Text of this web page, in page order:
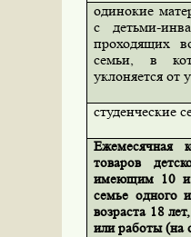
одинокие
с детьми-
проходящих
семьи, в
уклоняется от
студенческие
Ежемесячная
товаров
имеющим 10 и
семье одного
возраста 18
или работы (на